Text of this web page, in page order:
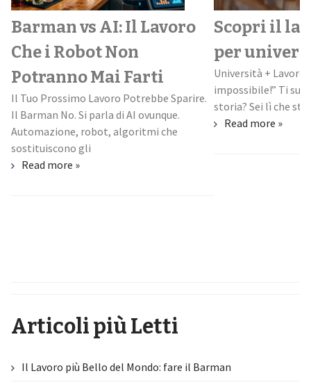
Barman vs AI: Il Lavoro
Che i Robot Non
Potranno Mai Farti
Il Tuo Prossimo Lavoro Potrebbe Sparire.
Il Barman No. Si parla di AI ovunque.
Automazione, robot, algoritmi che
sostituiscono gli
Read more »
Scopri il
per
Università +
impossibile!” Ti
storia? Sei lì che
Read more »
Articoli più Letti
Il Lavoro più Bello del Mondo: fare il Barman